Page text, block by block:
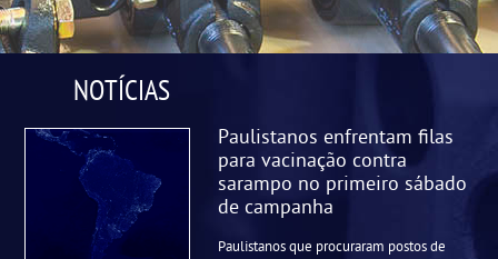
NOTÍCIAS
Paulistanos enfrentam filas
para vacinação contra
sarampo no primeiro sábado
de campanha
Paulistanos que procuraram postos de